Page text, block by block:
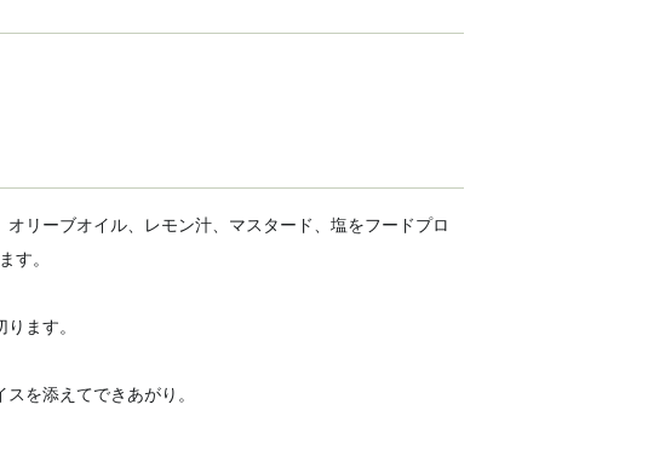
リーブオイル、レモン汁、マスタード、塩をフードプロ
す。
ます。
を添えてできあがり。